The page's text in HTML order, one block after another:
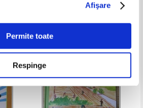
Afişare
Permite toate
Respinge
Adaugă în coș
-60%